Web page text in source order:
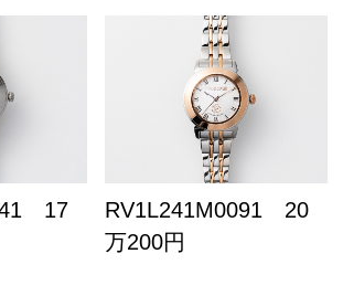
17
RV1L241M0091 20
万200円